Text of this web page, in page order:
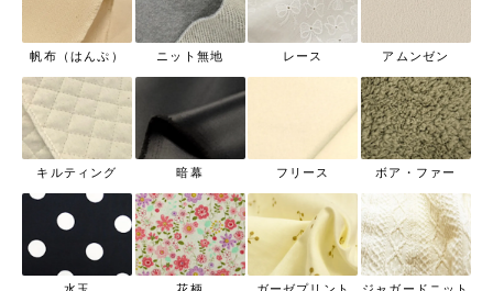
帆布（はんぷ） ニット無地 レース アムンゼン
キルティング 暗幕 フリース ボア・ファー